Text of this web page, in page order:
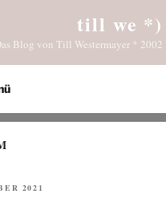
till we *)
Blog von Till Westermayer * 2002
2021